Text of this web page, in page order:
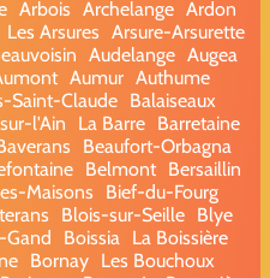
Arbois Archelange Ardon
Les Arsures Arsure-Arsurette
Audelange Augea
Aumur Authume
Saint-Claude
Balaiseaux
l'Ain La Barre
Barretaine
Beaufort-Orbagna
Belmont Bersaillin
Maisons
Bief-du-Fourg
Blois-sur-Seille Blye
Gand Boissia
La Boissière
Bornay Les Bouchoux